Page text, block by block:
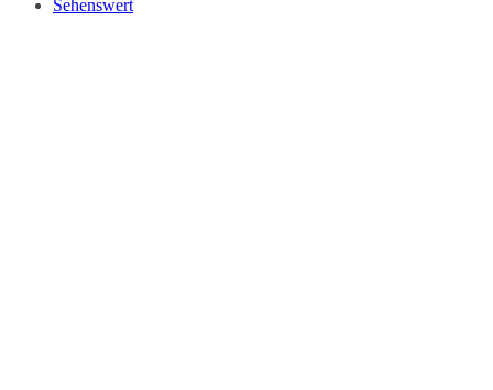
Sehenswert